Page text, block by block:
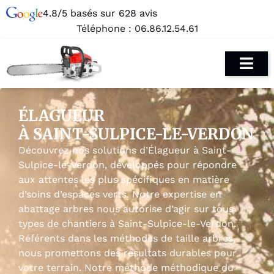
4.8/5 basés sur 628 avis
Téléphone : 06.86.12.54.61
ÉLAGUEUR
À SAINT-SULPICE-LE-VERDON
Découvrez nos solutions d’Élagueur à Saint-
Sulpice-le-Verdon, développés pour répondre
aux attentes les plus spécifiques en matière
d’soins d’espaces verts. Notre expertise en
abattage arbres nous autorise d’agir sur tous
types de chantiers à Saint-Sulpice-le-Verdon.
Référents dans les méthodes de taille arbres,
nous promettons des résultats durables pour
votre terrain. Notre méthode méthodique du